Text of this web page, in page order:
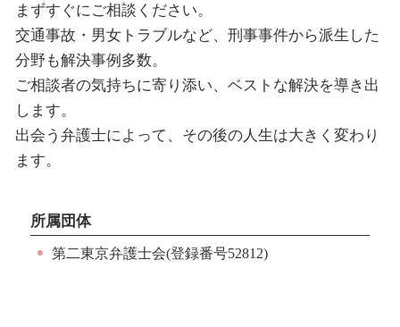
まずすぐにご相談ください。
交通事故・男女トラブルなど、刑事事件から派生した
分野も解決事例多数。
ご相談者の気持ちに寄り添い、ベストな解決を導き出
します。
出会う弁護士によって、その後の人生は大きく変わり
ます。
所属団体
第二東京弁護士会(登録番号52812)